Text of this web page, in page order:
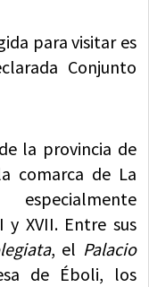
para visitar es
Conjunto
la provincia de
comarca de La
XVII. Entre sus
, el Palacio
de Éboli, los